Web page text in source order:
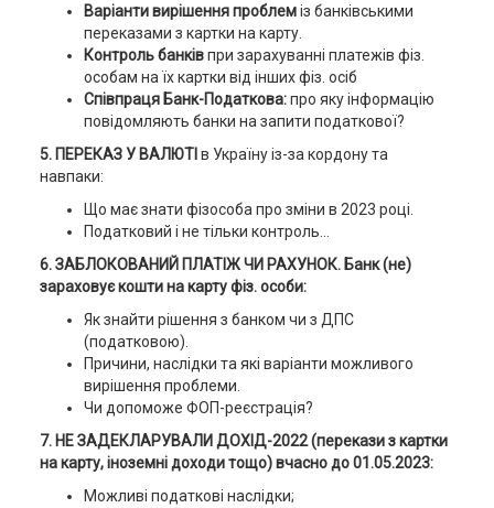
Варіанти вирішення проблеміз банківськими
переказами з картки на карту.
Контроль банківпри зарахуванні платежів фіз.
особам на їх картки від інших фіз. осіб
Співпраця Банк-Податкова:про яку інформацію
повідомляють банки на запити податкової?
5. ПЕРЕКАЗ У ВАЛЮТІ в Україну із-за кордону та
навпаки:
Що має знати фізособа про зміни в 2023 році.
Податковий і не тільки контроль...
6. ЗАБЛОКОВАНИЙ ПЛАТІЖ ЧИ РАХУНОК. Банк (не)
зараховує кошти на карту фіз. особи:
Як знайти рішення з банком чи з ДПС
(податковою).
Причини, наслідки та які варіанти можливого
вирішення проблеми.
Чи допоможе ФОП-реєстрація?
7. НЕ ЗАДЕКЛАРУВАЛИ ДОХІД-2022 (перекази з картки
на карту, іноземні доходи тощо) вчасно до 01.05.2023:
Можливі податкові наслідки;